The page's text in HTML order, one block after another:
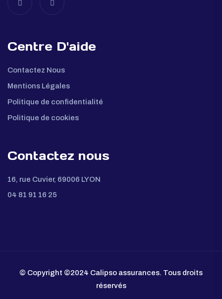
Centre D'aide
Contactez Nous
Mentions Légales
Politique de confidentialité
Politique de cookies
Contactez nous
16, rue Cuvier, 69006 LYON
04 81 91 16 25
© Copyright ©2024 Calipso assurances. Tous droits
réservés